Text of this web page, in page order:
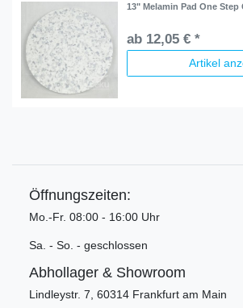
13" Melamin Pad One Step
ab 12,05 € *
Artikel
Öffnungszeiten:
Mo.-Fr. 08:00 - 16:00 Uhr
Sa. - So. - geschlossen
Abhollager & Showroom
Lindleystr. 7, 60314 Frankfurt am Main